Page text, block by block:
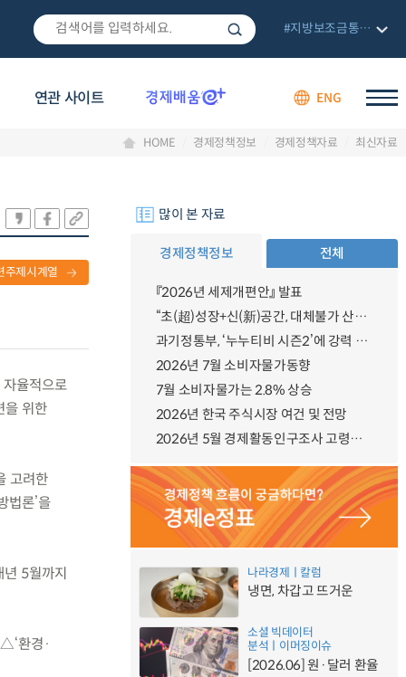
연관 사이트 ENG
#지방보조금통합관리망
HOME 경제정책정보 경제정책자료 최신자료
주제시계열
율적으로
을 위한
고려한
법론’을
5월까지
환경·
많이 본 자료
경제정책정보 전체
『2026년 세제개편안』 발표
“초(超)성장+신(新)공간, 대체불가 산업강국”
과기정통부, ‘누누티비 시즌2’에 강력 대응 의지 밝혀
2026년 7월 소비자물가동향
7월 소비자물가는 2.8% 상승
2026년 한국 주식시장 여건 및 전망
2026년 5월 경제활동인구조사 고령층 부가조사 결과
나라경제ㅣ칼럼
냉면, 차갑고 뜨거운
소셜 빅데이터
분석ㅣ이머징이슈
[2026.06] 원·달러 환율